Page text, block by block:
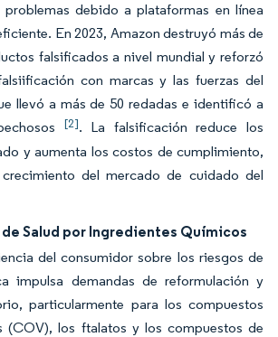
debido a plataformas en línea
En 2023, Amazon destruyó más de
falsificados a nivel mundial y reforzó
con marcas y las fuerzas del
llevó a más de 50 redadas e identificó a
[2]. La falsificación reduce los
y aumenta los costos de cumplimiento,
del mercado de cuidado del
Salud por Ingredientes Químicos
del consumidor sobre los riesgos de
impulsa demandas de reformulación y
particularmente para los compuestos
(COV), los ftalatos y los compuestos de